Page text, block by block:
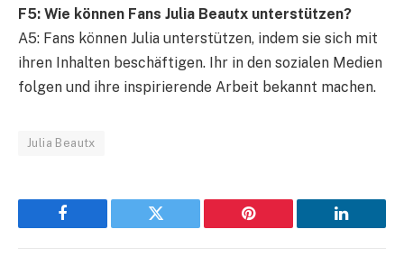
F5: Wie können Fans Julia Beautx unterstützen?
A5: Fans können Julia unterstützen, indem sie sich mit
ihren Inhalten beschäftigen. Ihr in den sozialen Medien
folgen und ihre inspirierende Arbeit bekannt machen.
Julia Beautx
Facebook Twitter Pinterest LinkedIn